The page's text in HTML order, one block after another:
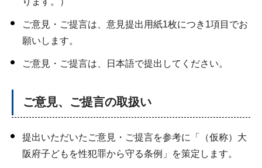
ご意見・ご提言は、意見提出用紙1枚につき1項目でお
願いします。
ご意見・ご提言は、日本語で提出してください。
ご意見、ご提言の取扱い
提出いただいたご意見・ご提言を参考に「（仮称）大
阪府子どもを性犯罪から守る条例」を策定します。